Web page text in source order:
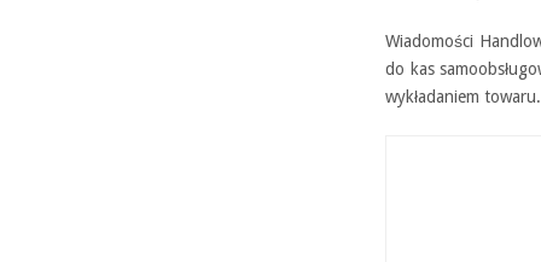
Wiadomości
do kas
wykładaniem towaru.